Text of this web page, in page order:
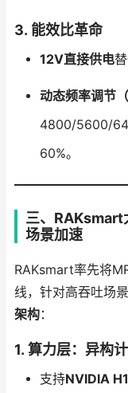
3. 能效比革命
12V直接供电
动态频率调节（
4800/5600/
60%。
三、RAKsmart
场景加速
RAKsmart率先将
线，针对高吞吐场
架构：
1. 算力层：异构
支持NVIDIA